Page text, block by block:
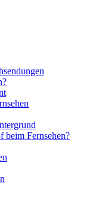
beim Fernsehen?